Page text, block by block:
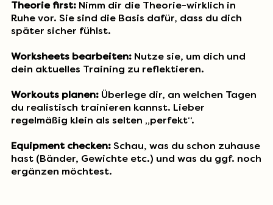
Theorie first: Nimm dir die Theorie-wirklich in
Ruhe vor. Sie sind die Basis dafür, dass du dich
später sicher fühlst.
Worksheets bearbeiten: Nutze sie, um dich und
dein aktuelles Training zu reflektieren.
Workouts planen: Überlege dir, an welchen Tagen
du realistisch trainieren kannst. Lieber
regelmäßig klein als selten „perfekt“.
Equipment checken: Schau, was du schon zuhause
hast (Bänder, Gewichte etc.) und was du ggf. noch
ergänzen möchtest.